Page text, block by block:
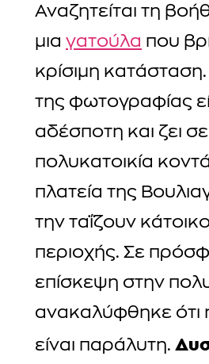
Αναζητείται τη
μια γατούλα που
κρίσιμη
της φωτογραφίας
αδέσποτη και ζει σε
πολυκατοικία
πλατεία της
την ταΐζουν
περιοχής. Σε
επίσκεψη στην
ανακαλύφθηκε ότι
είναι παράλυτη.